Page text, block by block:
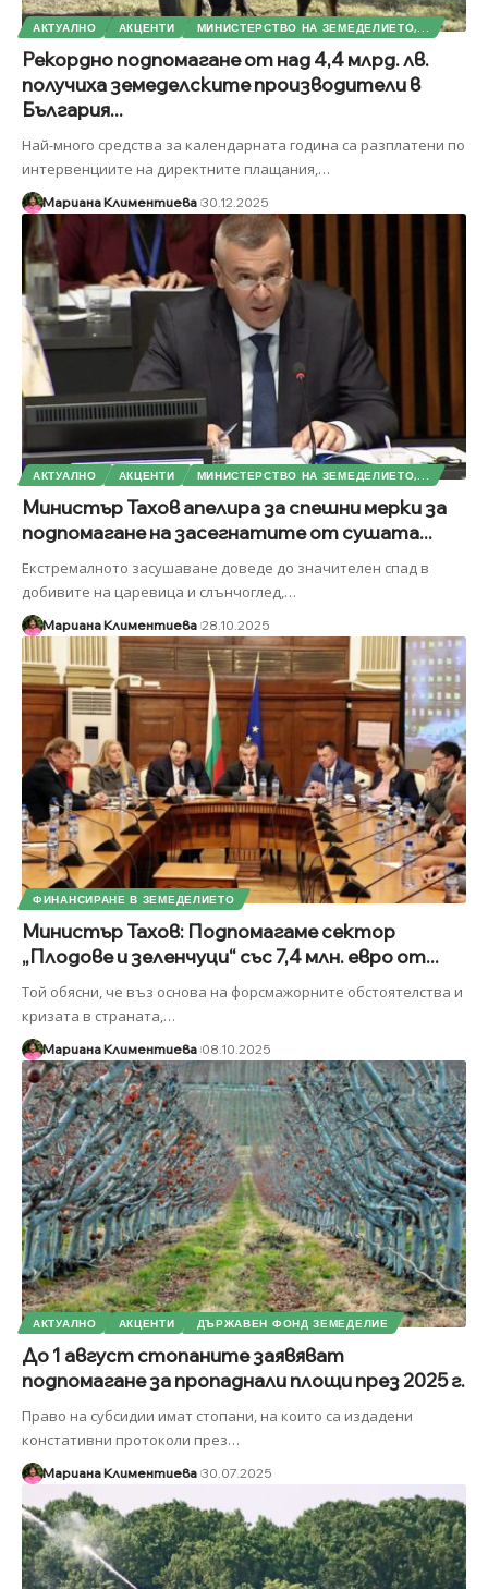
АКТУАЛНО АКЦЕНТИ МИНИСТЕРСТВО НА ЗЕМЕДЕЛИЕТО,...
Рекордно подпомагане от над 4,4 млрд. лв.
получиха земеделските производители в
България...
Най-много средства за календарната година са разплатени по
интервенциите на директните плащания, …
Мариана Климентиева 30.12.2025
АКТУАЛНО АКЦЕНТИ МИНИСТЕРСТВО НА ЗЕМЕДЕЛИЕТО,...
Министър Тахов апелира за спешни мерки за
подпомагане на засегнатите от сушата...
Екстремалното засушаване доведе до значителен спад в
добивите на царевица и слънчоглед,…
Мариана Климентиева 28.10.2025
ФИНАНСИРАНЕ В ЗЕМЕДЕЛИЕТО
Министър Тахов: Подпомагаме сектор
„Плодове и зеленчуци“ със 7,4 млн. евро от...
Той обясни, че въз основа на форсмажорните обстоятелства и
кризата в страната,…
Мариана Климентиева 08.10.2025
АКТУАЛНО АКЦЕНТИ ДЪРЖАВЕН ФОНД ЗЕМЕДЕЛИЕ
До 1 август стопаните заявяват
подпомагане за пропаднали площи през 2025 г.
Право на субсидии имат стопани, на които са издадени
констативни протоколи през…
Мариана Климентиева 30.07.2025